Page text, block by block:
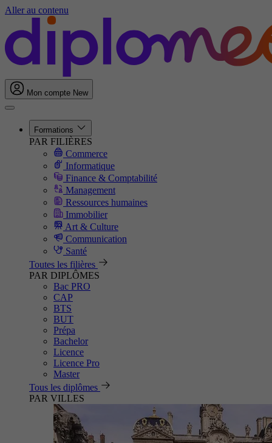
Aller au contenu
Mon compte New
Formations
PAR FILIÈRES
Commerce
Informatique
Finance & Comptabilité
Management
Ressources humaines
Immobilier
Art & Culture
Communication
Santé
Toutes les filières
PAR DIPLÔMES
Bac PRO
CAP
BTS
BUT
Prépa
Bachelor
Licence
Licence Pro
Master
Tous les diplômes
PAR VILLES